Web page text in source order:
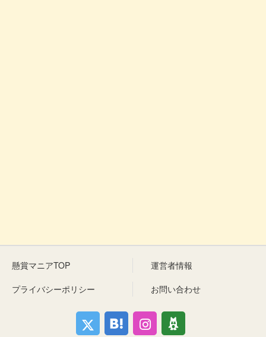
懸賞マニアTOP
運営者情報
プライバシーポリシー
お問い合わせ